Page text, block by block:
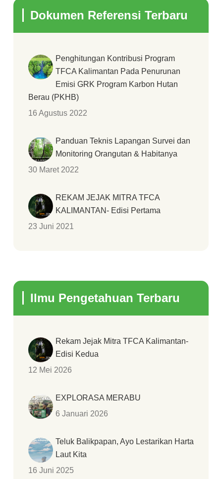
Dokumen Referensi Terbaru
Penghitungan Kontribusi Program
TFCA Kalimantan Pada Penurunan
Emisi GRK Program Karbon Hutan
Berau (PKHB)
16 Agustus 2022
Panduan Teknis Lapangan Survei dan
Monitoring Orangutan & Habitanya
30 Maret 2022
REKAM JEJAK MITRA TFCA
KALIMANTAN- Edisi Pertama
23 Juni 2021
Ilmu Pengetahuan Terbaru
Rekam Jejak Mitra TFCA Kalimantan-
Edisi Kedua
12 Mei 2026
EXPLORASA MERABU
6 Januari 2026
Teluk Balikpapan, Ayo Lestarikan Harta
Laut Kita
16 Juni 2025